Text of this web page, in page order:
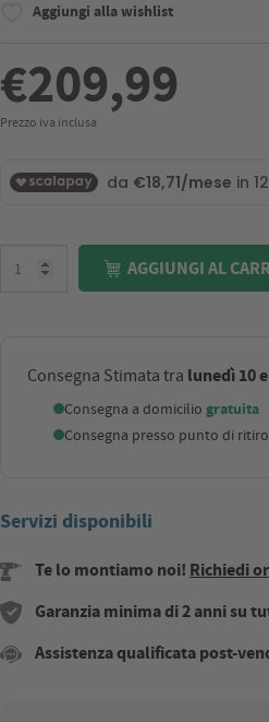
Aggiungi alla wishlist
€209,99
Prezzo iva inclusa
AGGIUNGI AL
Consegna Stimata tra lunedì 10
Consegna a domicilio gratuita
Consegna presso punto di ritiro
Servizi disponibili
Te lo montiamo noi! Richiedi
Garanzia minima di 2 anni su
Assistenza qualificata post-